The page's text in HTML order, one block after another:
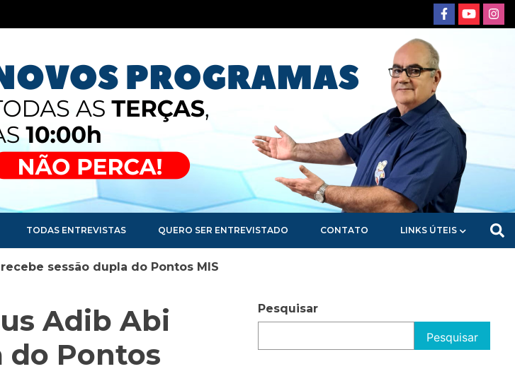
TODAS ENTREVISTAS QUERO SER ENTREVISTADO CONTATO LINKS ÚTEIS
sessão dupla do Pontos MIS
Adib Abi
do Pontos
Pesquisar
Pesquisar